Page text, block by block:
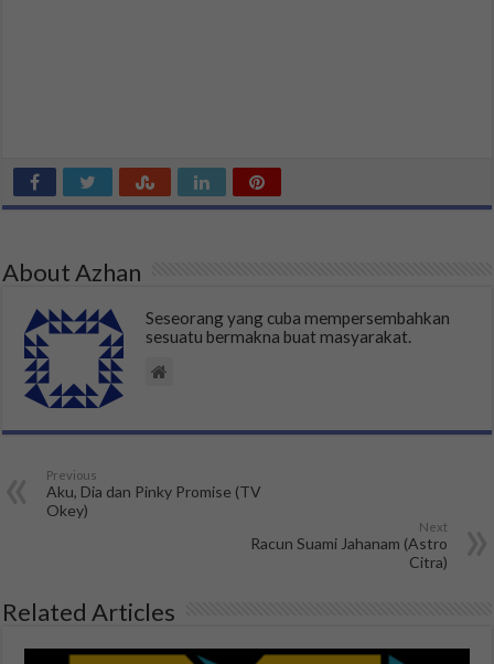
About Azhan
Seseorang yang cuba mempersembahkan
sesuatu bermakna buat masyarakat.
Previous
Aku, Dia dan Pinky Promise (TV
Okey)
Next
Racun Suami Jahanam (Astro
Citra)
Related Articles